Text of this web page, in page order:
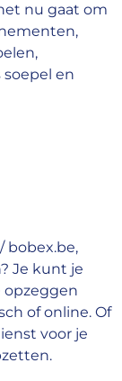
nu gaat om
en
bobex.be,
Je kunt je
opzeggen
of online. Of
voor je